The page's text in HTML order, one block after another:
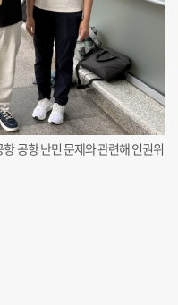
공항 난민 문제와 관련해 인권위